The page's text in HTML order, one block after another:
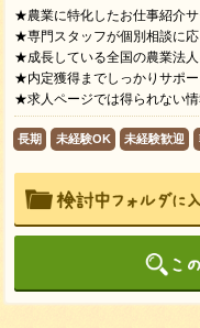
★農業に特化したお仕事紹介
★専門スタッフが個別相談に
★成長している全国の農業法
★内定獲得までしっかりサポー
★求人ページでは得られない
長期 未経験OK 未経験歓迎